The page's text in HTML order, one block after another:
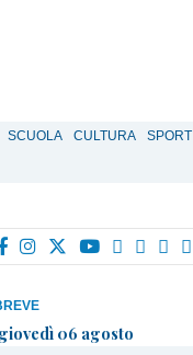
SCUOLA CULTURA
SPORT
giovedì 06 agosto